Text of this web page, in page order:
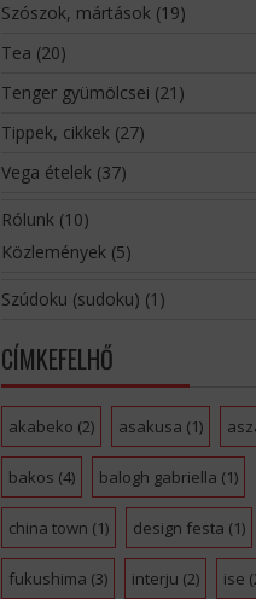
Szószok, mártások(19)
Tea (20)
Tenger gyümölcsei (21)
Tippek, cikkek(27)
Vega ételek(37)
Rólunk(10)
Közlemények(5)
Szúdoku (sudoku) (1)
CÍMKEFELHŐ
akabeko (2) asakusa (1)
bakos (4) balogh gabriella (1)
china town (1) design festa (1)
fukushima (3) interju (2) ise